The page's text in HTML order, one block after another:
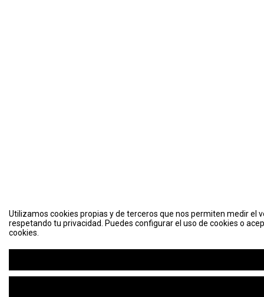
Utilizamos cookies propias y de terceros que nos permiten medir el
respetando tu privacidad. Puedes configurar el uso de cookies o
cookies.